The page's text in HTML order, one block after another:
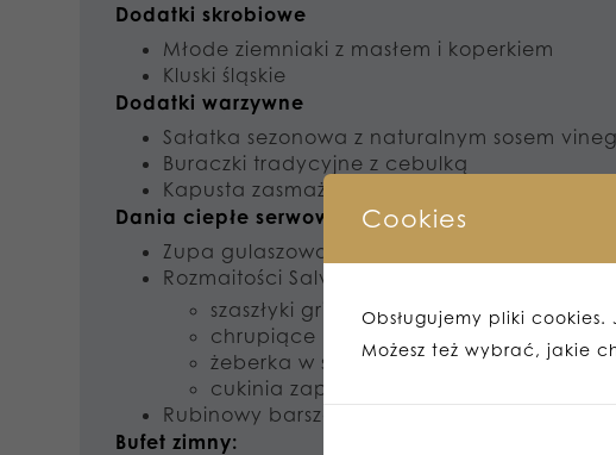
Dodatki skrobiowe
Młode ziemniaki z masłem i koperkiem
Kluski śląskie
Dodatki warzywne
Sałatka sezonowa z naturalnym sosem
Buraczki tradycyjne z cebulką
Kapusta zasmażana z pudrem borowikowym
Dania ciepłe serwowane w trakcie uroczystości:
Zupa gulaszowa (możliwość połączenia
Rozmaitości Salvador:
szaszłyki grillowane
chrupiące polędwiczki z kurczaka
żeberka w sosie bbq
cukinia zapieczona w piecu z
Rubinowy barszcz czerwony z krokietem
Bufet zimny:
Cookies
Obsługujemy pliki cookies.
Możesz też wybrać, jakie